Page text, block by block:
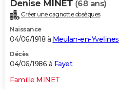
Denise MINET (68 ans)
Créer une cagnotte obsèques
Naissance
04/06/1918 à Meulan-en-Yvelines
Décès
04/06/1986 à Fayet
Famille MINET